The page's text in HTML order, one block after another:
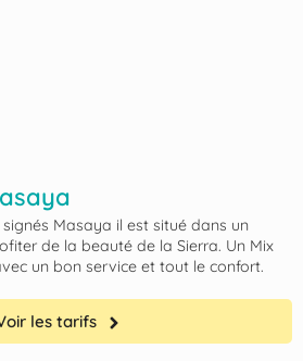
Masaya il est situé dans un
de la beauté de la Sierra. Un Mix
un bon service et tout le confort.
les tarifs